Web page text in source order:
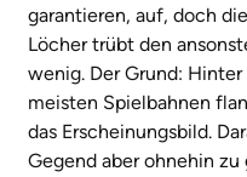
garantieren, auf, doch
Löcher trübt den
wenig. Der Grund:
meisten Spielbahnen
das Erscheinungsbild.
Gegend aber ohnehin